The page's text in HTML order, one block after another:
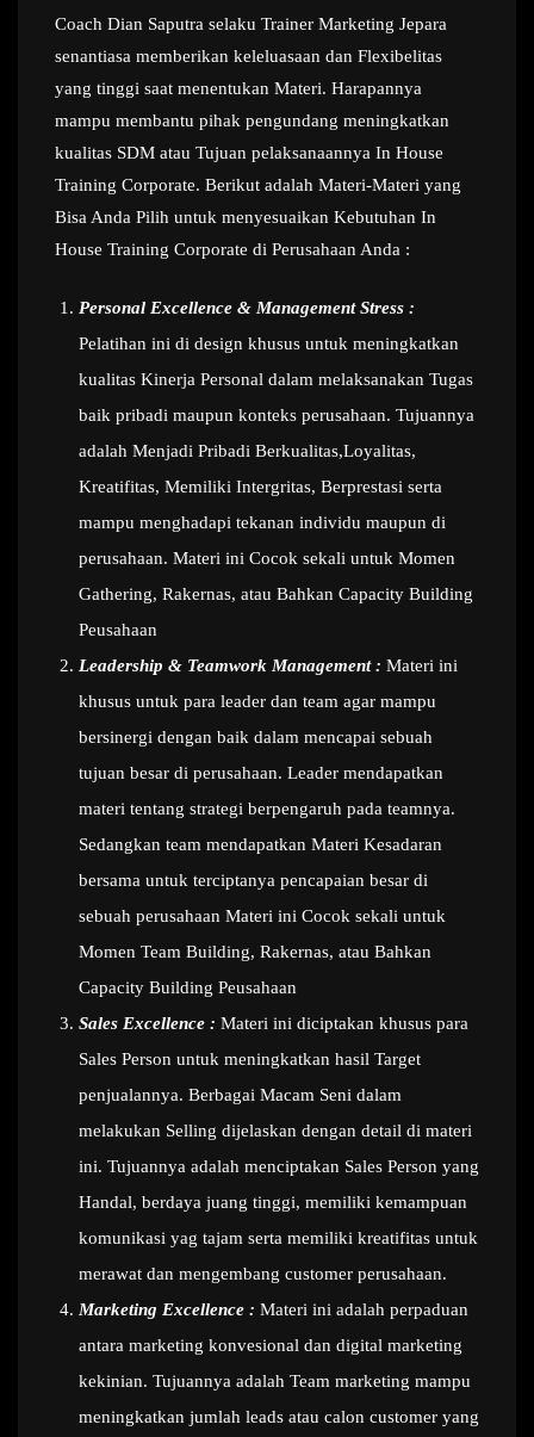
Coach Dian Saputra selaku Trainer Marketing Jepara
senantiasa memberikan keleluasaan dan Flexibelitas
yang tinggi saat menentukan Materi. Harapannya
mampu membantu pihak pengundang meningkatkan
kualitas SDM atau Tujuan pelaksanaannya In House
Training Corporate. Berikut adalah Materi-Materi yang
Bisa Anda Pilih untuk menyesuaikan Kebutuhan In
House Training Corporate di Perusahaan Anda :
Personal Excellence & Management Stress :
Pelatihan ini di design khusus untuk meningkatkan
kualitas Kinerja Personal dalam melaksanakan Tugas
baik pribadi maupun konteks perusahaan. Tujuannya
adalah Menjadi Pribadi Berkualitas,Loyalitas,
Kreatifitas, Memiliki Intergritas, Berprestasi serta
mampu menghadapi tekanan individu maupun di
perusahaan. Materi ini Cocok sekali untuk Momen
Gathering, Rakernas, atau Bahkan Capacity Building
Peusahaan
Leadership & Teamwork Management : Materi ini
khusus untuk para leader dan team agar mampu
bersinergi dengan baik dalam mencapai sebuah
tujuan besar di perusahaan. Leader mendapatkan
materi tentang strategi berpengaruh pada teamnya.
Sedangkan team mendapatkan Materi Kesadaran
bersama untuk terciptanya pencapaian besar di
sebuah perusahaan Materi ini Cocok sekali untuk
Momen Team Building, Rakernas, atau Bahkan
Capacity Building Peusahaan
Sales Excellence : Materi ini diciptakan khusus para
Sales Person untuk meningkatkan hasil Target
penjualannya. Berbagai Macam Seni dalam
melakukan Selling dijelaskan dengan detail di materi
ini. Tujuannya adalah menciptakan Sales Person yang
Handal, berdaya juang tinggi, memiliki kemampuan
komunikasi yag tajam serta memiliki kreatifitas untuk
merawat dan mengembang customer perusahaan.
Marketing Excellence : Materi ini adalah perpaduan
antara marketing konvesional dan digital marketing
kekinian. Tujuannya adalah Team marketing mampu
meningkatkan jumlah leads atau calon customer yang